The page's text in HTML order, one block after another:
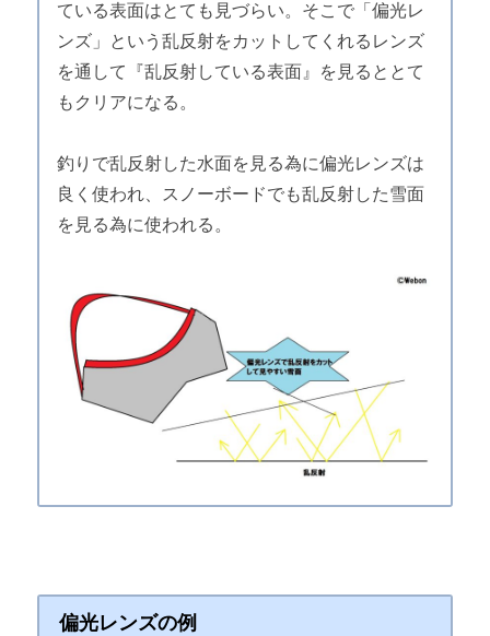
ている表面はとても見づらい。そこで「偏光レ
ンズ」という乱反射をカットしてくれるレンズ
を通して『乱反射している表面』を見るととて
もクリアになる。
釣りで乱反射した水面を見る為に偏光レンズは
良く使われ、スノーボードでも乱反射した雪面
を見る為に使われる。
偏光レンズの例